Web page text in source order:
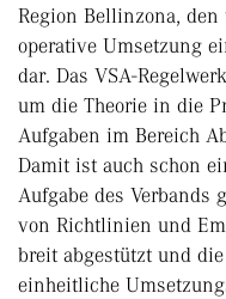
Region Bellinzona,
operative Umsetzung
dar. Das VSA-
um die Theorie in die
Aufgaben im Bereich
Damit ist auch schon
Aufgabe des
von Richtlinien und
breit abgestützt und
einheitliche